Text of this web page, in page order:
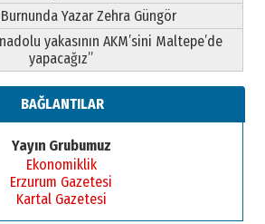
Yazar Zehra Güngör
yakasının AKM’sini Maltepe’de
yapacağız”
BAĞLANTILAR
Yayın Grubumuz
Ekonomiklik
Erzurum Gazetesi
Kartal Gazetesi